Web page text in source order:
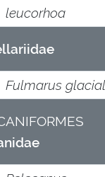
leucorhoa
Fulmarus